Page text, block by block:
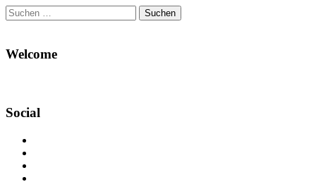
Suchen
nach:
Welcome
Social